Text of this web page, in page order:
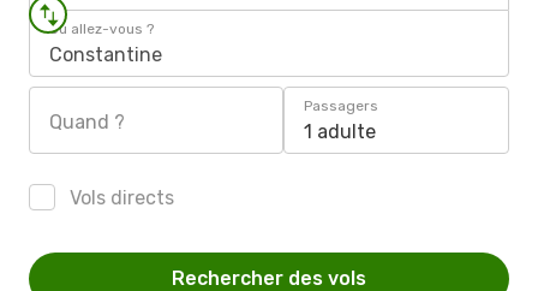
Où allez-vous ?
Constantine
Quand ?
Passagers
1 adulte
Vols directs
Rechercher des vols